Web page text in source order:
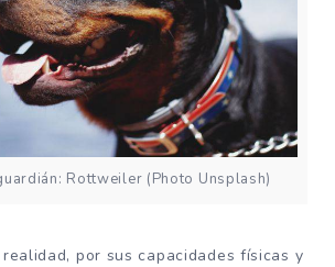
Rottweiler (Photo Unsplash)
por sus capacidades físicas y